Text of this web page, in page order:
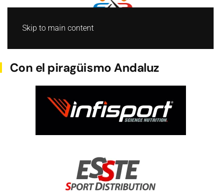
Skip to main content
AGUAS TRANQUILAS
Con el piragüismo Andaluz